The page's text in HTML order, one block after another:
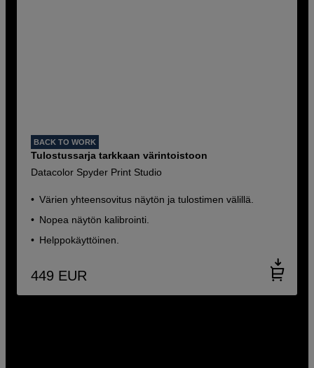
BACK TO WORK
Tulostussarja tarkkaan värintoistoon
Datacolor Spyder Print Studio
Värien yhteensovitus näytön ja tulostimen välillä.
Nopea näytön kalibrointi.
Helppokäyttöinen.
449 EUR